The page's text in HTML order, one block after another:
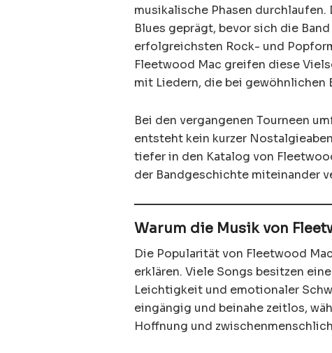
musikalische Phasen
Blues geprägt, bevor sich die
erfolgreichsten Rock- und
Fleetwood Mac greifen diese
mit Liedern, die bei
Bei den vergangenen Tourneen
entsteht kein kurzer
tiefer in den Katalog von
der Bandgeschichte miteinander
Warum die Musik von
Die Popularität von Fleetwood
erklären. Viele Songs besitzen
Leichtigkeit und emotionaler
eingängig und beinahe zeitlos,
Hoffnung und